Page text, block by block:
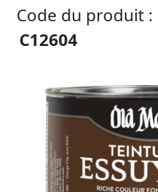
Code du produit :
C12604